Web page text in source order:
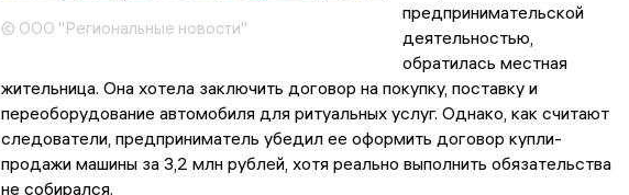
© ООО "Региональные новости"
предпринимательской
деятельностью,
обратилась местная
жительница. Она хотела заключить договор на покупку, поставку и
переоборудование автомобиля для ритуальных услуг. Однако, как считают
следователи, предприниматель убедил ее оформить договор купли-
продажи машины за 3,2 млн рублей, хотя реально выполнить обязательства
не собирался.